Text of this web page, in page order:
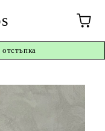
отстъпка